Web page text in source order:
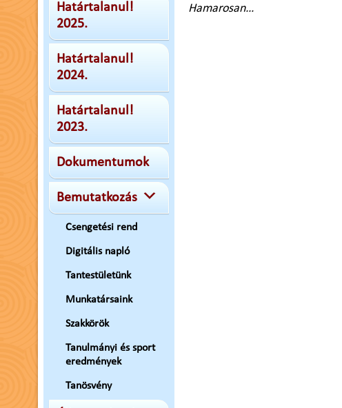
Határtalanul!
2025.
Határtalanul!
2024.
Határtalanul!
2023.
Dokumentumok
Bemutatkozás
Csengetési rend
Digitális napló
Tantestületünk
Munkatársaink
Szakkörök
Tanulmányi és sport
eredmények
Tanösvény
Hamarosan…